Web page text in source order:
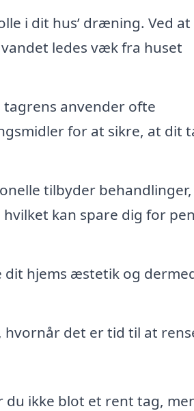
i dit hus’ dræning. Ved at
ledes væk fra huset
tagrens anvender ofte
for at sikre, at dit
tilbyder
kan spare dig for
hjems æstetik og
hvornår det er tid til at
du ikke blot et rent tag,